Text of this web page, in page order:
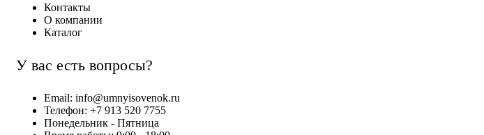
Контакты
О компании
Каталог
У вас есть вопросы?
Email: info@umnyisovenok.ru
Телефон: +7 913 520 7755
Понедельник - Пятница